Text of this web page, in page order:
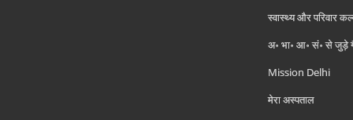
स्वास्थ्य और परिवार
अ॰ भा॰ आ॰ सं॰ से जुड़े
Mission Delhi
मेरा अस्पताल